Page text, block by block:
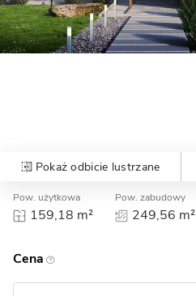
Pokaż odbicie lustrzane
Pow. użytkowa
159,18 m²
Pow. zabudowy
249,56 m²
Cena